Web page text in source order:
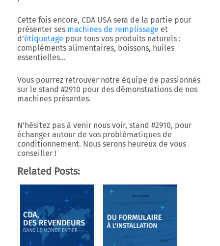
Cette fois encore, CDA USA sera de la partie pour
présenter ses machines de remplissage et
d’étiquetage pour tous vos produits naturels :
compléments alimentaires, boissons, huiles
essentielles…
Vous pourrez retrouver notre équipe de passionnés
sur le stand #2910 pour des démonstrations de nos
machines présentes.
N’hésitez pas à venir nous voir, stand #2910, pour
échanger autour de vos problématiques de
conditionnement. Nous serons heureux de vous
conseiller !
Related Posts: